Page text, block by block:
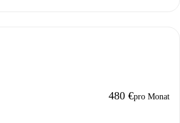
480 €pro Monat